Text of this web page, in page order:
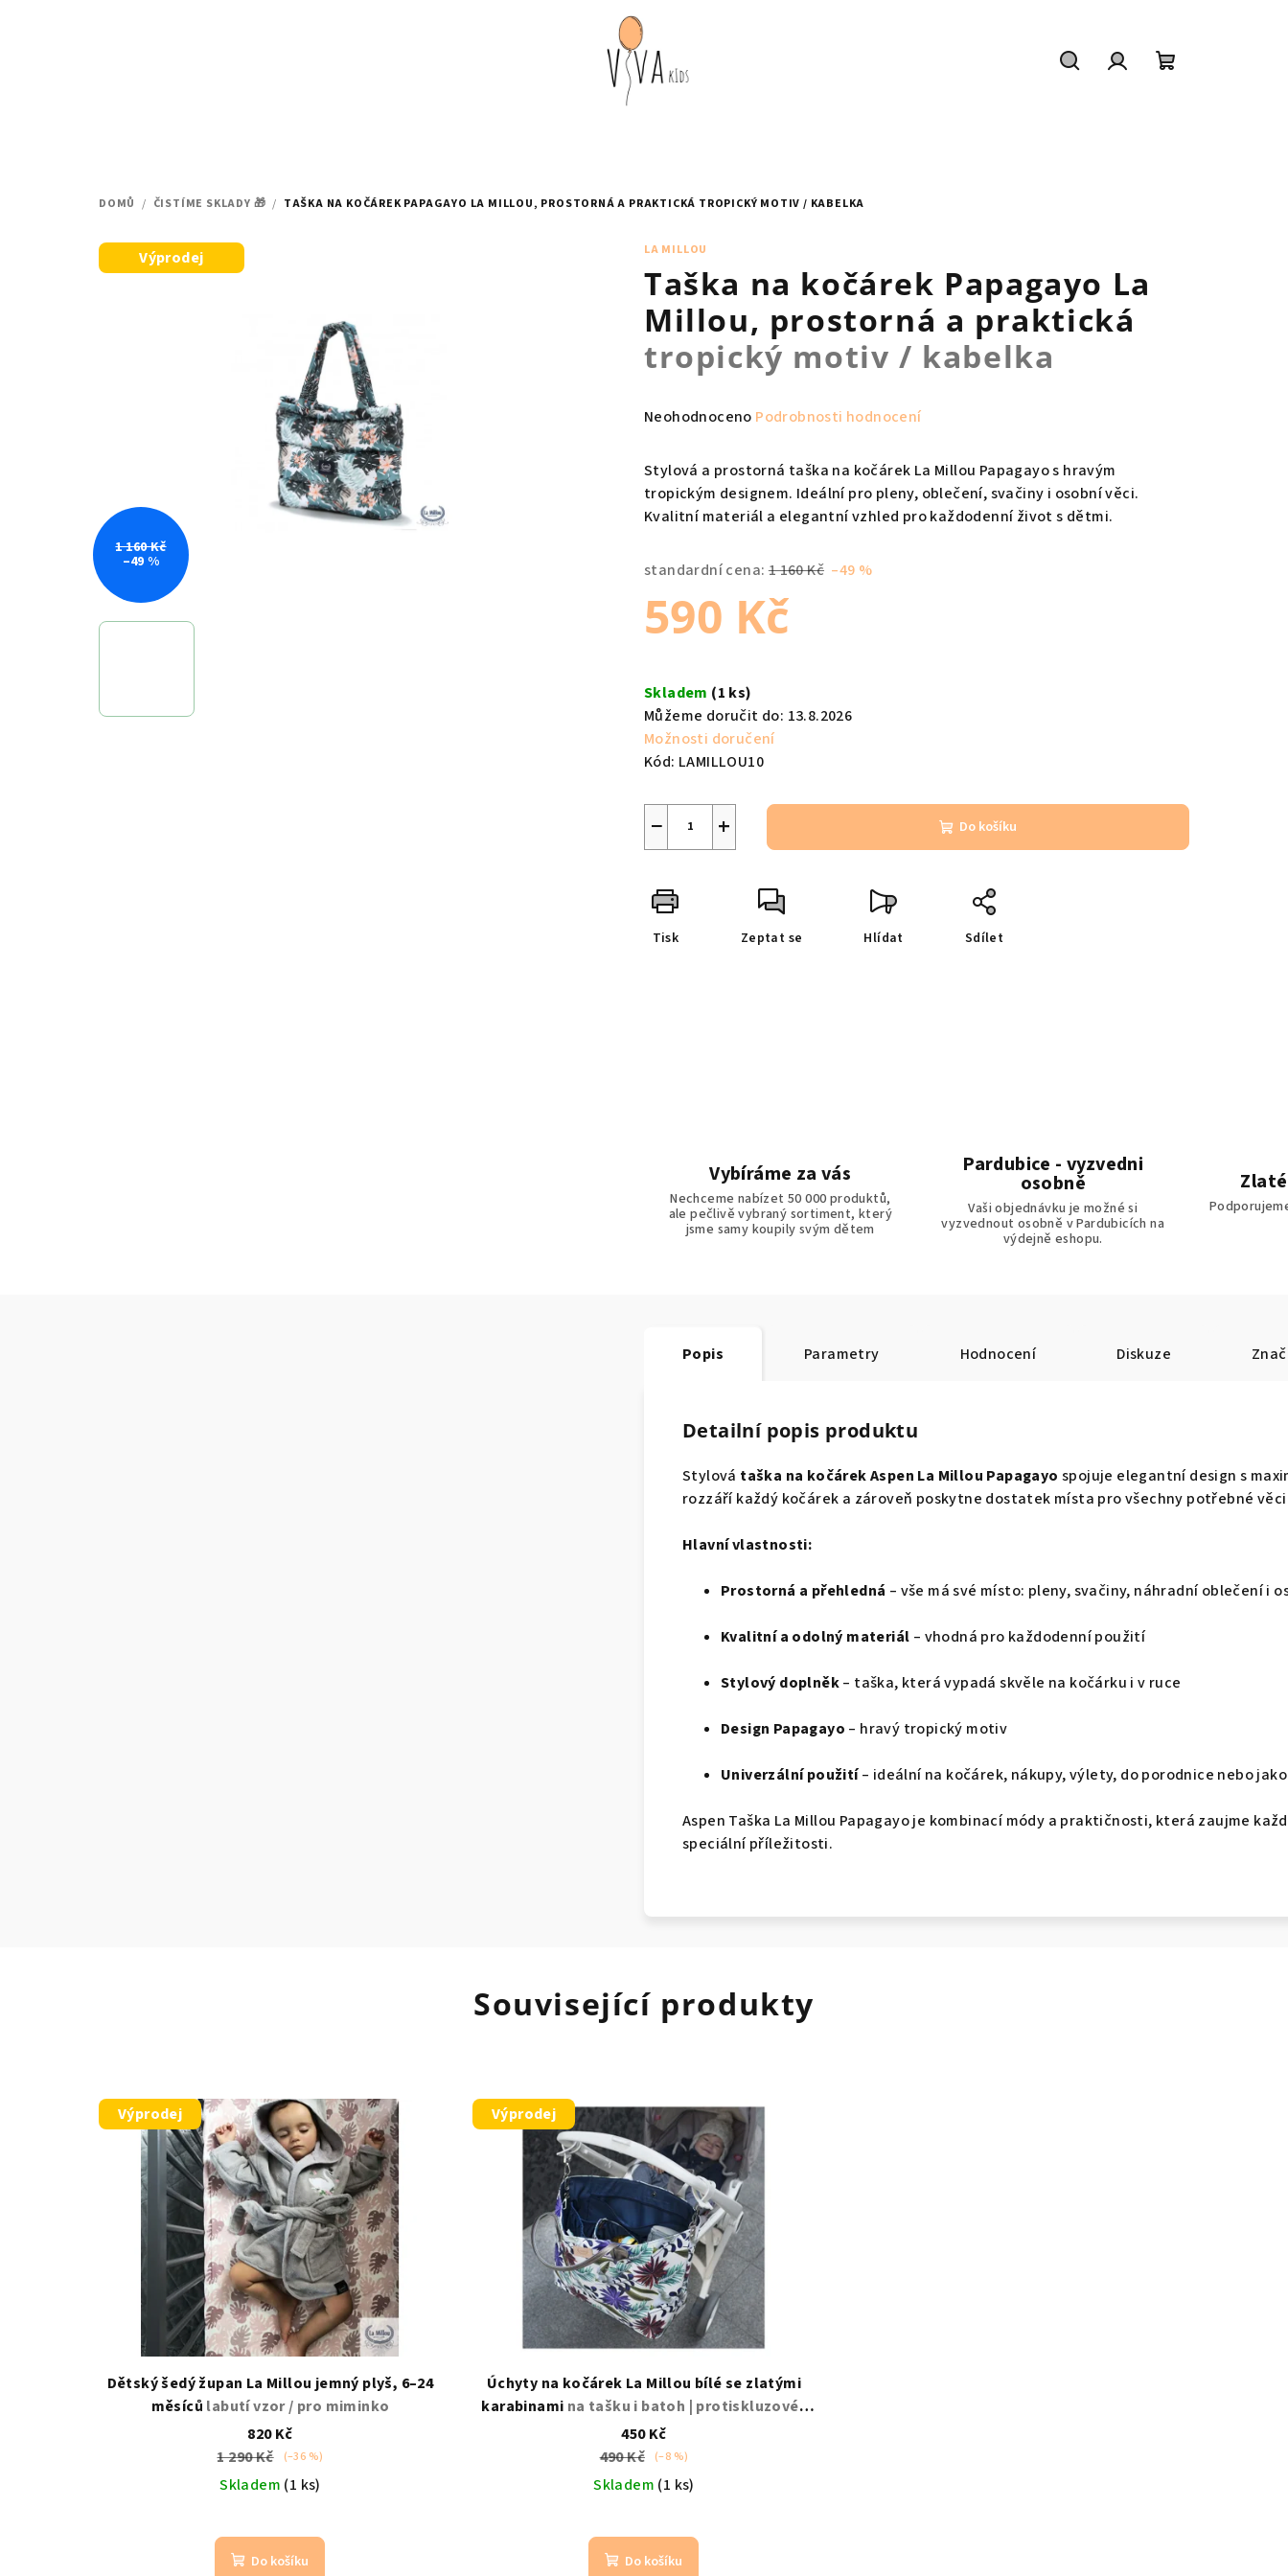
DOMŮ / ČISTÍME SKLADY 🎁 / TAŠKA NA KOČÁREK PAPAGAYO LA MILLOU, PROSTORNÁ A PRAKTICKÁ TROPICKÝ MOTIV / KABELKA
LA MILLOU
Taška na kočárek Papagayo La
Millou, prostorná a praktická
tropický motiv / kabelka
Průměrné
produktu
je
0,0
hvězdiček.
Neohodnoceno Podrobnosti hodnocení
Stylová a prostorná taška na kočárek La Millou Papagayo s hravým
tropickým designem. Ideální pro pleny, oblečení, svačiny i osobní věci.
Kvalitní materiál a elegantní vzhled pro každodenní život s dětmi.
standardní cena: 1 160 Kč –49 %
590 Kč
cena:
Skladem (1 ks)
Můžeme doručit do: 13.8.2026
Možnosti doručení
Kód: LAMILLOU10
+
− Do košíku
Tisk Zeptat se Hlídat Sdílet
Výprodej
1 160 Kč
–49 %
Vybíráme za vás
Nechceme nabízet 50 000 produktů,
ale pečlivě vybraný sortiment, který
jsme samy koupily svým dětem
Pardubice - vyzvedni
osobně
Vaši objednávku je možné si
vyzvednout osobně v Pardubicích na
výdejně eshopu.
Popis Parametry Hodnocení Diskuze
Detailní popis produktu
Stylová taška na kočárek Aspen La Millou Papagayo spojuje elegantní design s
rozzáří každý kočárek a zároveň poskytne dostatek místa pro všechny potřebné
Hlavní vlastnosti:
Prostorná a přehledná – vše má své místo: pleny, svačiny, náhradní oblečení i
Kvalitní a odolný materiál – vhodná pro každodenní použití
Stylový doplněk– taška, která vypadá skvěle na kočárku i v ruce
Design Papagayo – hravý tropický motiv
Univerzální použití– ideální na kočárek, nákupy, výlety, do porodnice nebo
Aspen Taška La Millou Papagayo je kombinací módy a praktičnosti, která zaujme
speciální příležitosti.
Související produkty
Výprodej
Dětský šedý župan La Millou jemný plyš, 6–24
měsíců labutí vzor / pro miminko
820 Kč
1 290 Kč
(–36 %)
Skladem (1 ks)
Do košíku
Výprodej
Úchyty na kočárek La Millou bílé se zlatými
karabinami na tašku i batoh | protiskluzové |
sada 2 ks
450 Kč
490 Kč (–8 %)
Skladem (1 ks)
Do košíku